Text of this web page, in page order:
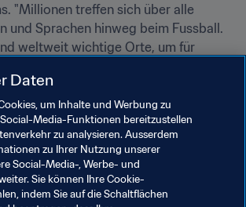
"Millionen treffen sich über alle
und Sprachen hinweg beim Fussball.
weltweit wichtige Orte, um für
für Ideale, die für viele
zentral sind. Alfred Nobel
Vermächtnis die Freundschaft unter
Die internationale
hat nun die einmalige Chance, mit
– dem Handschlag für den Frieden
tun."
Daten
um Inhalte und Werbung zu
Media-Funktionen bereitzustellen
zu analysieren. Ausserdem
zu Ihrer Nutzung unserer
Social-Media-, Werbe- und
Sie können Ihre Cookie-
indem Sie auf die Schaltflächen